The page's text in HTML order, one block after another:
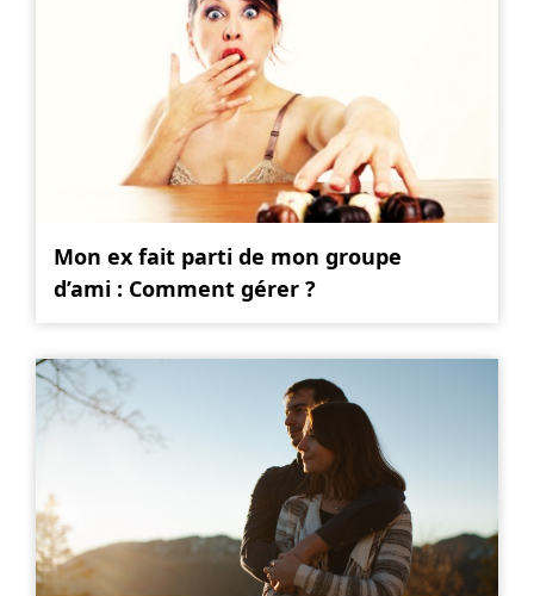
Mon ex fait parti de mon groupe
d’ami : Comment gérer ?